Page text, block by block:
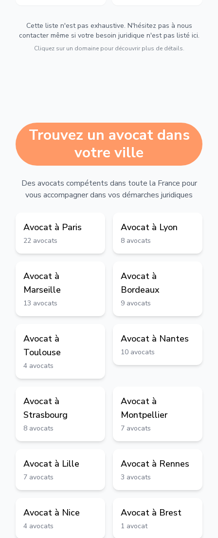
Cette liste n'est pas exhaustive. N'hésitez pas à nous
contacter même si votre besoin juridique n'est pas listé ici.
Cliquez sur un domaine pour découvrir plus de détails.
Trouvez un avocat dans
votre ville
Des avocats compétents dans toute la France pour
vous accompagner dans vos démarches juridiques
Avocat à Paris
22 avocats
Avocat à Lyon
8 avocats
Avocat à
Marseille
13 avocats
Avocat à
Bordeaux
9 avocats
Avocat à
Toulouse
4 avocats
Avocat à Nantes
10 avocats
Avocat à
Strasbourg
8 avocats
Avocat à
Montpellier
7 avocats
Avocat à Lille
7 avocats
Avocat à Rennes
3 avocats
Avocat à Nice
4 avocats
Avocat à Brest
1 avocat